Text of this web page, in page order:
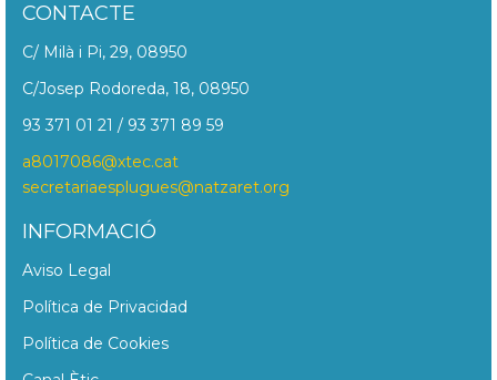
CONTACTE
C/ Milà i Pi, 29, 08950
C/Josep Rodoreda, 18, 08950
93 371 01 21 / 93 371 89 59
a8017086@xtec.cat
secretariaesplugues@natzaret.org
INFORMACIÓ
Aviso Legal
Política de Privacidad
Política de Cookies